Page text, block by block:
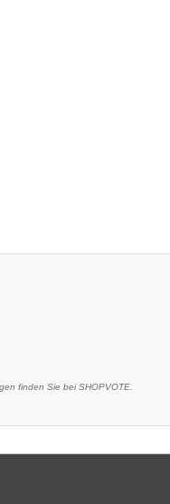
finden Sie bei SHOPVOTE.